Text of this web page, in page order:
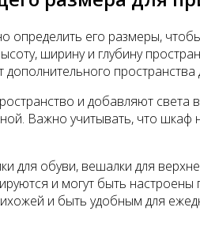
его размеры,
ширину и глубину
и добавляют
Важно учитывать, что
для обуви, вешалки для
и могут быть
и быть удобным для